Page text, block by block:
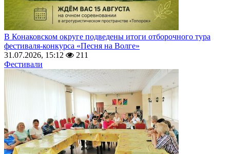
В Конаковском округе подведены итоги отборочного тура
фестиваля-конкурса «Песня на Волге»
31.07.2026, 15:12
211
Фестивали